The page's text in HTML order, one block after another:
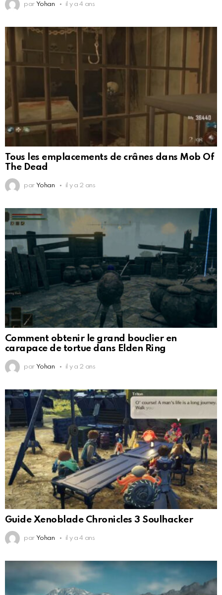
par Yohan il y a 4 ans
Tous les emplacements de crânes dans Mob Of
The Dead
par Yohan il y a 2 ans
Comment obtenir le grand bouclier en
carapace de tortue dans Elden Ring
par Yohan il y a 2 ans
Guide Xenoblade Chronicles 3 Soulhacker
par Yohan il y a 4 ans